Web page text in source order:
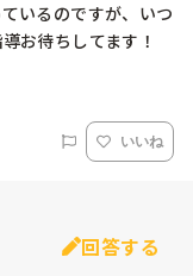
いるのですが、いつ
お待ちしてます！
いいね
回答する